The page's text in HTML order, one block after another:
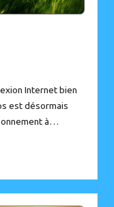
Internet bien
est désormais
à…